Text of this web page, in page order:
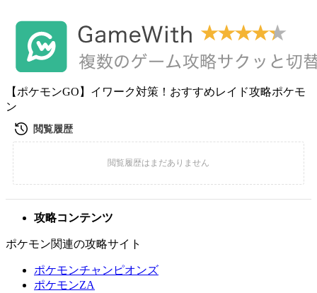
【ポケモンGO】イワーク対策！おすすめレイド攻略ポケモ
ン
攻略コンテンツ
ポケモン関連の攻略サイト
ポケモンチャンピオンズ
ポケモンZA